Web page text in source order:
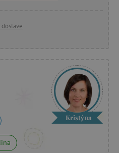
Kristýna